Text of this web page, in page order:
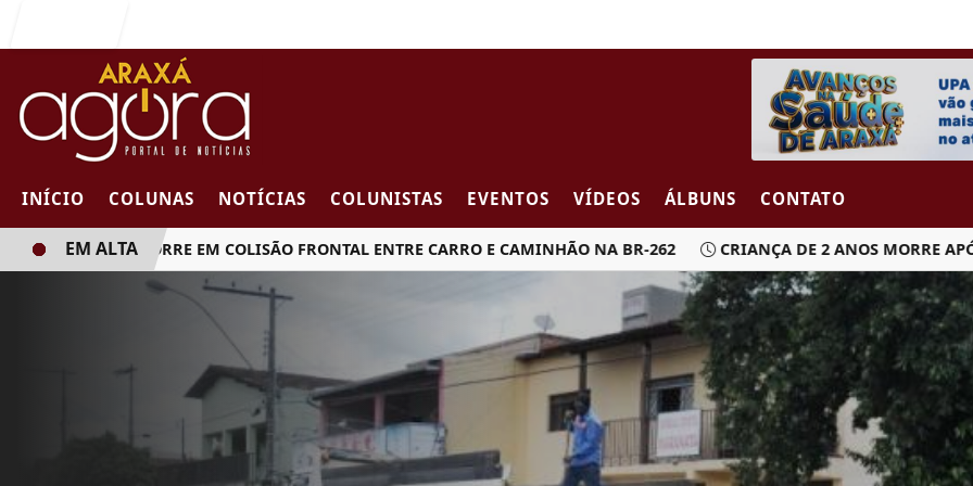
INÍCIO COLUNAS NOTÍCIAS COLUNISTAS EVENTOS VÍDEOS ÁLBUNS CONTATO
MULHER MORRE EM COLISÃO FRONTAL ENTRE CARRO E CAMINHÃO NA BR-262 CRIANÇA DE 2 ANOS MORRE APÓS
EM ALTA